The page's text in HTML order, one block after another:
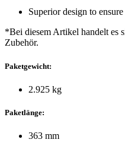
Superior design to
*Bei diesem Artikel handelt es
Zubehör.
Paketgewicht:
2.925 kg
Paketlänge:
363 mm